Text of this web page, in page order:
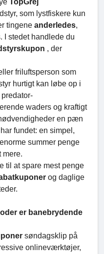
som lystfiskere kun
tingene anderledes,
I stedet handlede du
, der
friluftsperson som
hurtigt kan løbe op i
waders og kraftigt
en pæn
fundet: en simpel,
summer penge
mere.
til at spare mest penge
og daglige
er banebrydende
søndagsklip på
onlineværktøjer,